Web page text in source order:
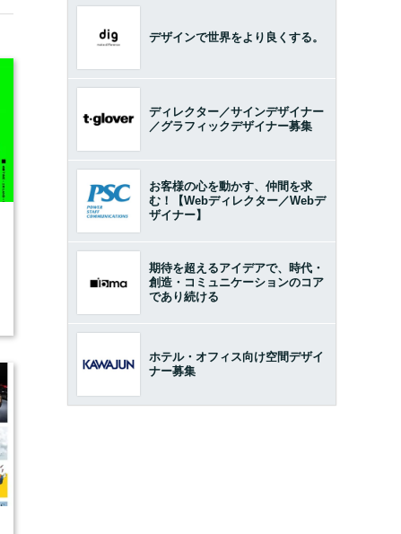
デザインで世界をより良くする。
ディレクター／サインデザイナー
／グラフィックデザイナー募集
お客様の心を動かす、仲間を求
む！【Webディレクター／Webデ
ザイナー】
期待を超えるアイデアで、時代・
創造・コミュニケーションのコア
であり続ける
ホテル・オフィス向け空間デザイ
ナー募集